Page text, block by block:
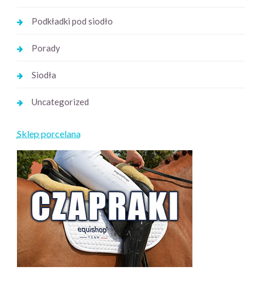
Podkładki pod siodło
Porady
Siodła
Uncategorized
Sklep porcelana